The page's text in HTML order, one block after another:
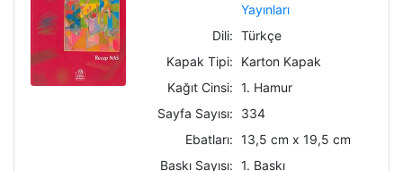
Yayınları
Dili: Türkçe
Kapak Tipi:
Karton Kapak
Kağıt Cinsi: 1. Hamur
Sayfa Sayısı:
334
Ebatları: 13,5 cm x 19,5 cm
Baskı Sayısı: 1. Baskı